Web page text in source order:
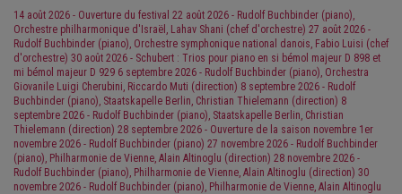
14 août 2026 - Ouverture du festival 22 août 2026 - Rudolf Buchbinder (piano),
Orchestre philharmonique d'Israël, Lahav Shani (chef d'orchestre) 27 août 2026 -
Rudolf Buchbinder (piano), Orchestre symphonique national danois, Fabio Luisi (chef
d'orchestre) 30 août 2026 - Schubert : Trios pour piano en si bémol majeur D 898 et
mi bémol majeur D 929 6 septembre 2026 - Rudolf Buchbinder (piano), Orchestra
Giovanile Luigi Cherubini, Riccardo Muti (direction) 8 septembre 2026 - Rudolf
Buchbinder (piano), Staatskapelle Berlin, Christian Thielemann (direction) 8
septembre 2026 - Rudolf Buchbinder (piano), Staatskapelle Berlin, Christian
Thielemann (direction) 28 septembre 2026 - Ouverture de la saison novembre 1er
novembre 2026 - Rudolf Buchbinder (piano) 27 novembre 2026 - Rudolf Buchbinder
(piano), Philharmonie de Vienne, Alain Altinoglu (direction) 28 novembre 2026 -
Rudolf Buchbinder (piano), Philharmonie de Vienne, Alain Altinoglu (direction) 30
novembre 2026 - Rudolf Buchbinder (piano), Philharmonie de Vienne, Alain Altinoglu